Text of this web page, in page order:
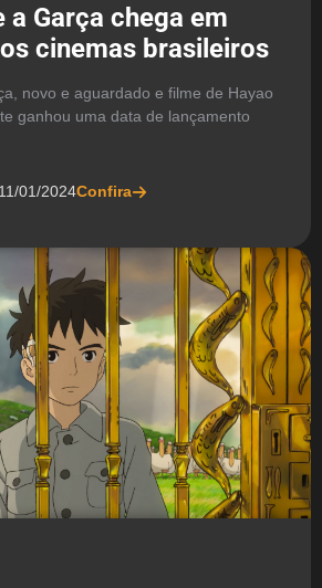
a Garça chega em
cinemas brasileiros
novo e aguardado e filme de Hayao
ganhou uma data de lançamento
11/01/2024Confira